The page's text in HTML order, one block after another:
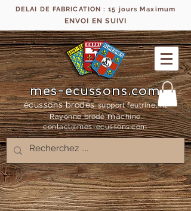
DELAI DE FABRICATION : 15 jours Maximum
ENVOI EN SUIVI
mes-ecussons.com
écussons brodés support feutrine, fil
Rayonne brodémachine
contact@mes-ecussons.com